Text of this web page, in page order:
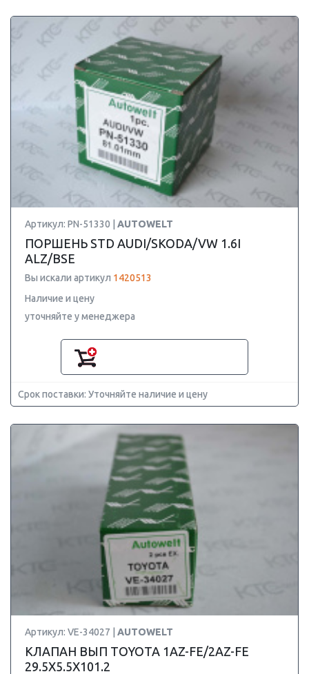
Артикул: PN-51330 | AUTOWELT
ПОРШЕНЬ STD AUDI/SKODA/VW 1.6I
ALZ/BSE
Вы искали артикул 1420513
Наличие и цену
уточняйте у менеджера
Срок поставки: Уточняйте наличие и цену
Артикул: VE-34027 | AUTOWELT
КЛАПАН ВЫП TOYOTA 1AZ-FE/2AZ-FE
29.5X5.5X101.2